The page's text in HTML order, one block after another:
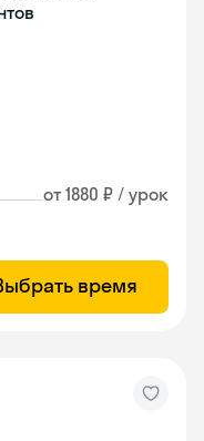
от 1880 ₽ / урок
время